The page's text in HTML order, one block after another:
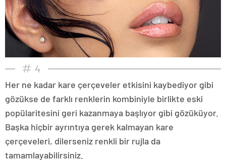
4
Her ne kadar kare çerçeveler etkisini kaybediyor gibi
gözükse de farklı renklerin kombiniyle birlikte eski
popülaritesini geri kazanmaya başlıyor gibi gözüküyor.
Başka hiçbir ayrıntıya gerek kalmayan kare
çerçeveleri, dilerseniz renkli bir rujla da
tamamlayabilirsiniz.